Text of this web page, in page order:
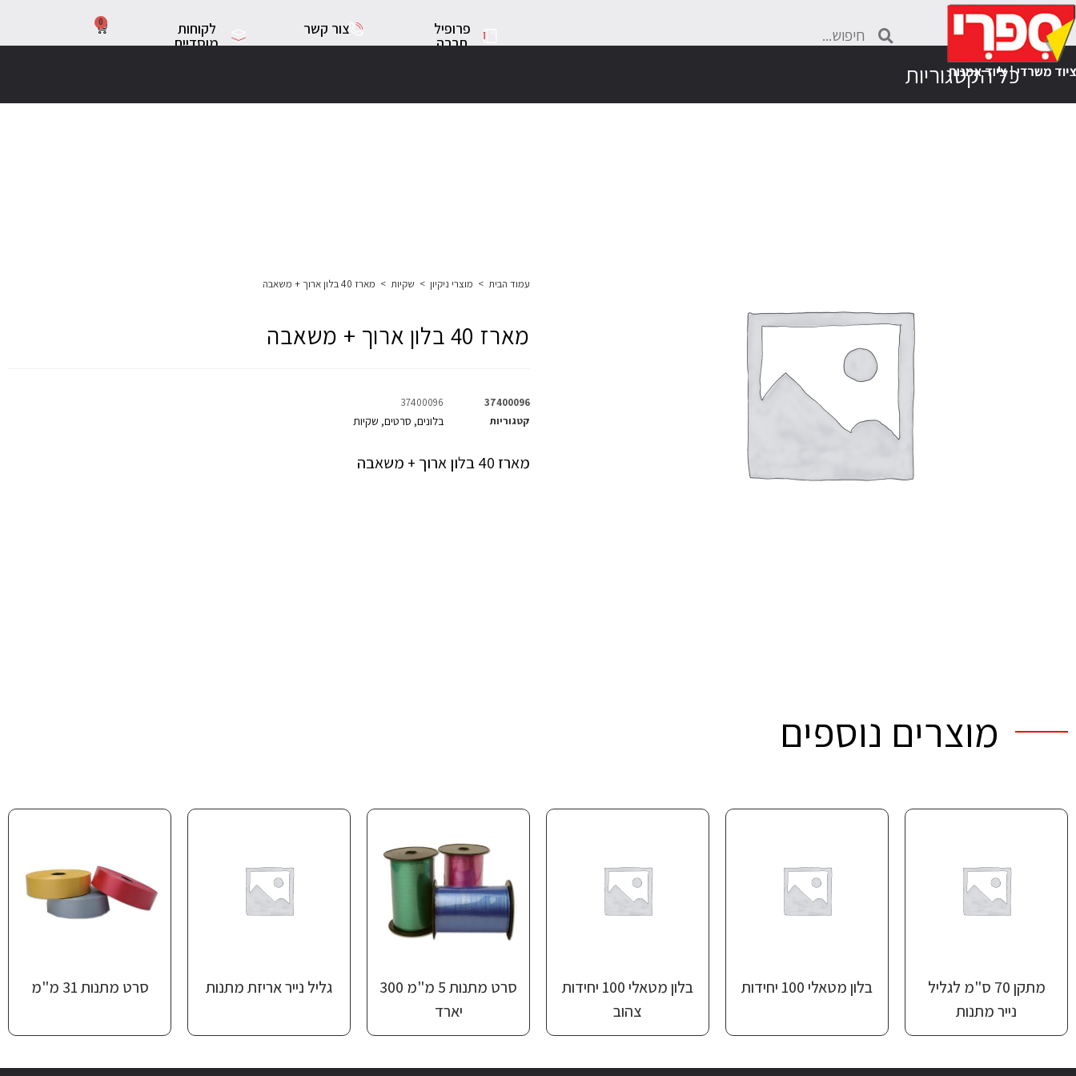
פרופיל
חברה
צור קשר לקוחות
מוסדיים
0
כל הקטגוריות
עמוד הבית > מוצרי ניקיון > שקיות > מארז 40 בלון ארוך + משאבה
מארז 40 בלון ארוך + משאבה
37400096
37400096
קטגוריות
בלונים, סרטים, שקיות
מארז 40 בלון ארוך + משאבה
מוצרים נוספים
מתקן 70 ס"מ לגליל
נייר מתנות
בלון מטאלי 100 יחידות
בלון מטאלי 100 יחידות
צהוב
סרט מתנות 5 מ"מ 300
יארד
גליל נייר אריזת מתנות סרט מתנות 31 מ"מ